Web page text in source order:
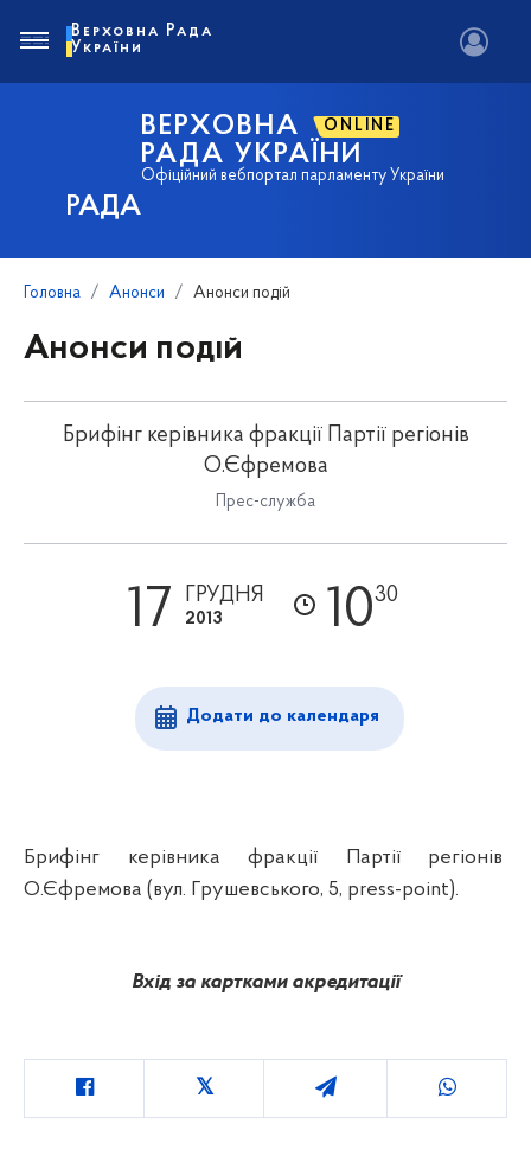
РАДА
ВЕРХОВНА ONLINE
РАДА УКРАЇНИ
Офіційний вебпортал парламенту України
Верховна Рада
України
Головна Анонси Анонси подій
Анонси подій
Брифінг керівника фракції Партії регіонів
О.Єфремова
Прес-служба
17 ГРУДНЯ
2013 1030
Додати до календаря
Брифінг керівника фракції Партії регіонів
О.Єфремова (вул. Грушевського, 5, press-point).
Вхід за картками акредитації